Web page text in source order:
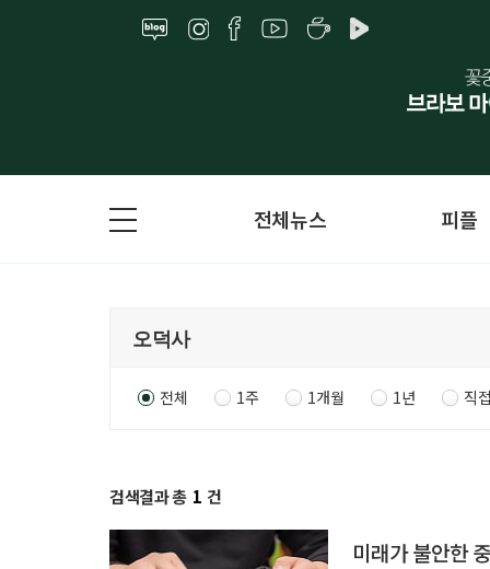
전체뉴스 피플
전체 1주 1개월 1년 직
검색결과 총 1 건
미래가 불안한